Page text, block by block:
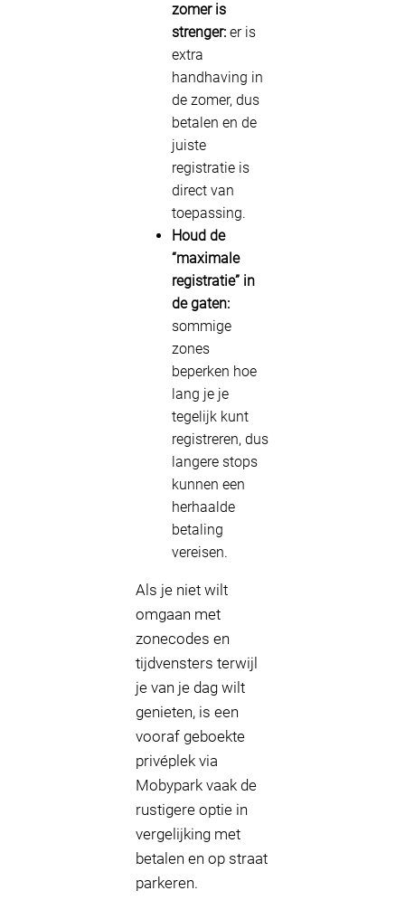
zomer is
strenger: er is
extra
handhaving in
de zomer, dus
betalen en de
juiste
registratie is
direct van
toepassing.
Houd de
“maximale
registratie” in
de gaten:
sommige
zones
beperken hoe
lang je je
tegelijk kunt
registreren, dus
langere stops
kunnen een
herhaalde
betaling
vereisen.
Als je niet wilt
omgaan met
zonecodes en
tijdvensters terwijl
je van je dag wilt
genieten, is een
vooraf geboekte
privéplek via
Mobypark vaak de
rustigere optie in
vergelijking met
betalen en op straat
parkeren.